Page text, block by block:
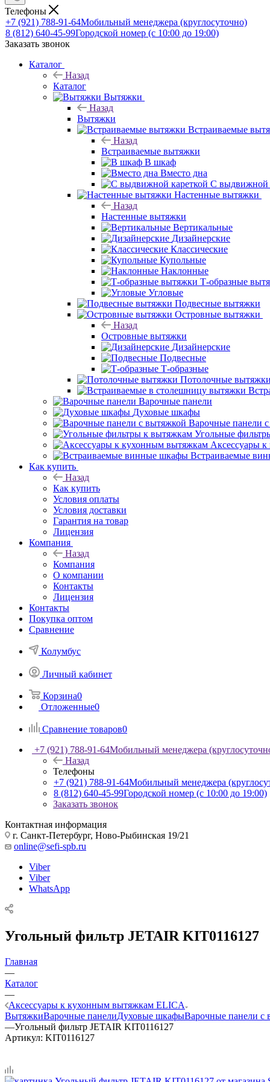
Телефоны
+7 (921) 788-91-64Мобильный менеджера (круглосуточно)
8 (812) 640-45-99Городской номер (с 10:00 до 19:00)
Заказать звонок
Каталог
Назад
Каталог
Вытяжки
Назад
Вытяжки
Встраиваемые
Назад
Встраиваемые вытяжки
В шкаф
Вместо дна
С выдвижной
Настенные вытяжки
Назад
Настенные вытяжки
Вертикальные
Дизайнерские
Классические
Купольные
Наклонные
Т-образные
Угловые
Подвесные вытяжки
Островные вытяжки
Назад
Островные вытяжки
Дизайнерские
Подвесные
Т-образные
Потолочные вытяжки
Варочные панели
Духовые шкафы
Варочные панели
Угольные
Аксессуары
Встраиваемые
Как купить
Назад
Как купить
Условия оплаты
Условия доставки
Гарантия на товар
Лицензия
Компания
Назад
Компания
О компании
Контакты
Лицензия
Контакты
Покупка оптом
Сравнение
Колумбус
Личный кабинет
Корзина0
Отложенные0
Сравнение товаров0
+7 (921) 788-91-64Мобильный менеджера
Назад
Телефоны
+7 (921) 788-91-64Мобильный менеджера
8 (812) 640-45-99Городской номер (с 10:00 до 19:00)
Заказать звонок
Контактная информация
г. Санкт-Петербург, Ново-Рыбинская 19/21
online@sefi-spb.ru
Viber
Viber
WhatsApp
Угольный фильтр JETAIR KIT0116127
Главная
—
Каталог
—
Аксессуары к кухонным вытяжкам ELICA
ВытяжкиВарочные панелиДуховые шкафыВарочные панели с
—Угольный фильтр JETAIR KIT0116127
Артикул: KIT0116127